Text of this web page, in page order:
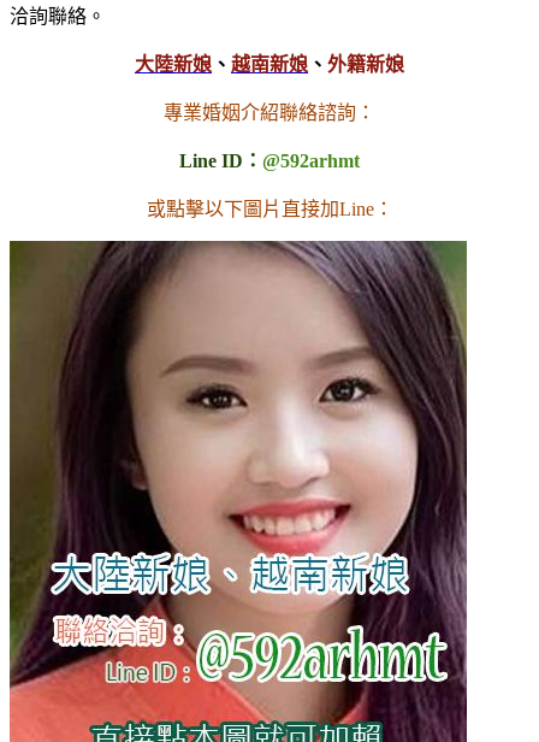
洽詢聯絡。
大陸新娘 、 越南新娘 、 外籍新娘
專業婚姻介紹聯絡諮詢：
Line ID： @592arhmt
或點擊以下圖片直接加Line：